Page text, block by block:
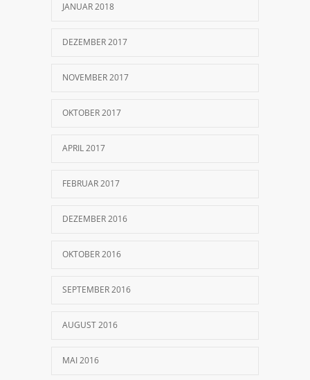
JANUAR 2018
DEZEMBER 2017
NOVEMBER 2017
OKTOBER 2017
APRIL 2017
FEBRUAR 2017
DEZEMBER 2016
OKTOBER 2016
SEPTEMBER 2016
AUGUST 2016
MAI 2016